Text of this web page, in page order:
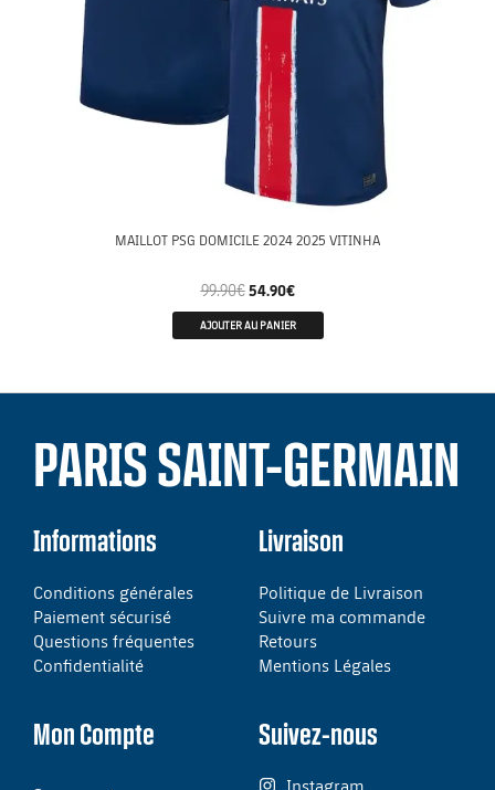
MAILLOT PSG DOMICILE 2024 2025 VITINHA
99.90€ 54.90€
AJOUTER AU PANIER
PARIS SAINT-GERMAIN
Informations
Conditions générales
Paiement sécurisé
Questions fréquentes
Confidentialité
Livraison
Politique de Livraison
Suivre ma commande
Retours
Mentions Légales
Mon Compte Suivez-nous
Instagram